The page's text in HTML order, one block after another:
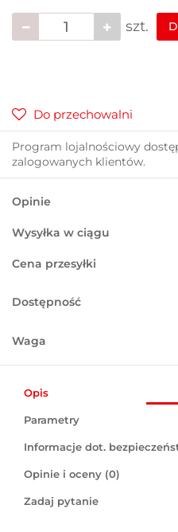
szt.
Do przechowalni
Program lojalnościowy
zalogowanych klientów.
Opinie
Wysyłka w ciągu
Cena przesyłki
Dostępność
Waga
Opis
Parametry
Informacje dot.
Opinie i oceny (0)
Zadaj pytanie